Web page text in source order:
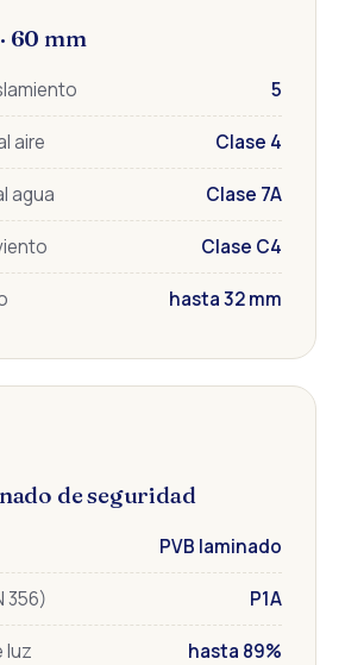
60 mm
5
aire Clase 4
agua Clase 7A
Clase C4
hasta 32 mm
de seguridad
PVB laminado
356) P1A
luz hasta 89%